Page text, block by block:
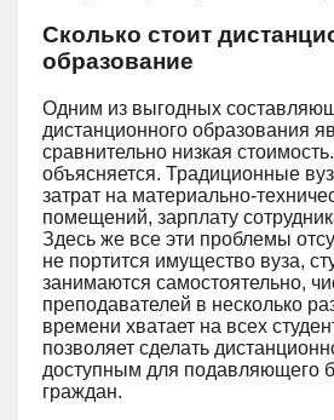
Сколько стоит
образование
Одним из выгодных
дистанционного образования
сравнительно низкая
объясняется. Традиционные
затрат на материально-
помещений, зарплату
Здесь же все эти проблемы
не портится имущество вуза,
занимаются самостоятельно,
преподавателей в несколько
времени хватает на всех
позволяет сделать
доступным для подавляющего
граждан.